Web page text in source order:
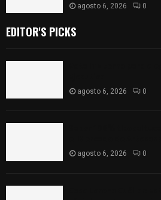
agosto 6, 2026 0
EDITOR'S PICKS
agosto 6, 2026 0
agosto 6, 2026 0